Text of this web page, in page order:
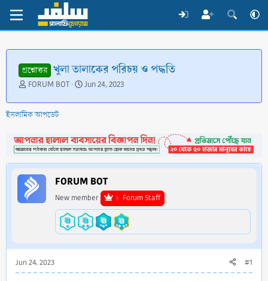
প্রশ্নোত্তর খুলা তালাকের পরিচয় ও পদ্ধতি
T
r
e
d
s
t
a
r
t
FORUM BOT
S
a
d
a
t
e
Jun 24, 2023
ইসলামিক আপডেট
FORUM BOT
New member Forum Staff
Jun 24, 2023 #1